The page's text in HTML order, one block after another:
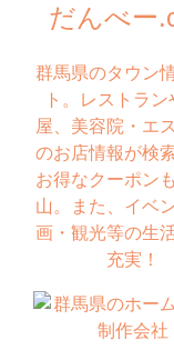
だんべー
群馬県のタウン
ト。レストラ
屋、美容院・エ
のお店情報が検索
お得なクーポン
山。また、イベ
画・観光等の生
充実！